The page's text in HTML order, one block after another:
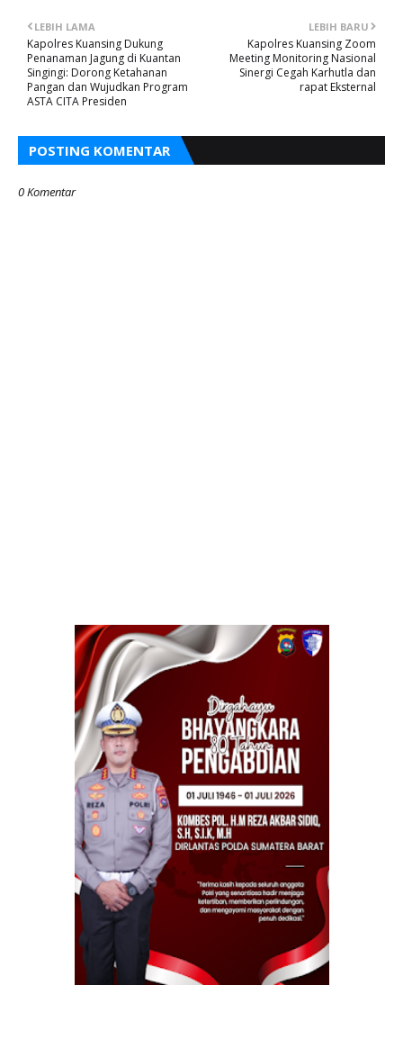
LEBIH BARU
Kapolres Kuansing Zoom
Meeting Monitoring Nasional
Sinergi Cegah Karhutla dan
rapat Eksternal
LEBIH LAMA
Kapolres Kuansing Dukung
Penanaman Jagung di Kuantan
Singingi: Dorong Ketahanan
Pangan dan Wujudkan Program
ASTA CITA Presiden
POSTING KOMENTAR
0 Komentar